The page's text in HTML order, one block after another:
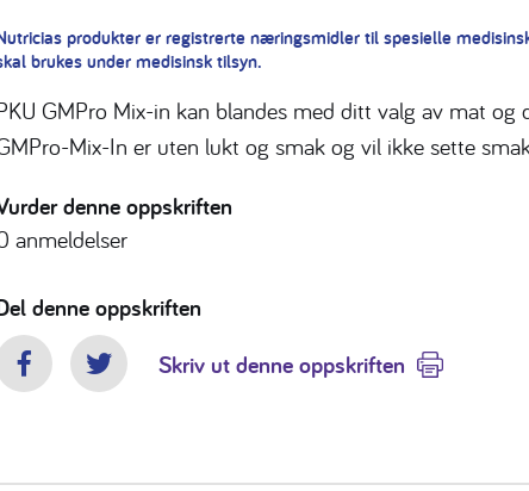
produkter er registrerte næringsmidler til spesielle
brukes under medisinsk tilsyn.
GMPro Mix-in kan blandes med ditt valg av mat og
Mix-In er uten lukt og smak og vil ikke sette
denne oppskriften
anmeldelser
denne oppskriften
FacebookTwitterSkriv ut denne oppskriften